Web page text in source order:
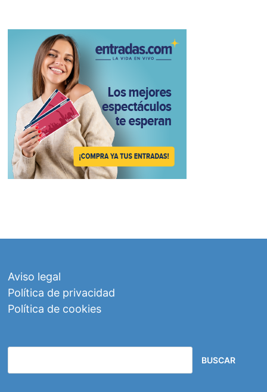
Aviso legal
Política de privacidad
Política de cookies
BUSCAR